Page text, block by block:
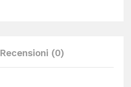
Recensioni (0)